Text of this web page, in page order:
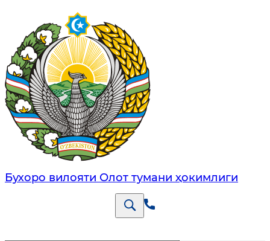
Бухоро вилояти Олот тумани ҳокимлиги